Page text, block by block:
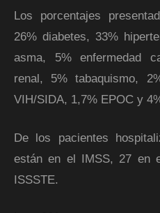
Los porcentajes
26% diabetes, 33%
asma, 5% enfermedad
renal, 5% tabaquismo,
VIH/SIDA, 1,7% EPOC y
De los pacientes
están en el IMSS, 27 en
ISSSTE.